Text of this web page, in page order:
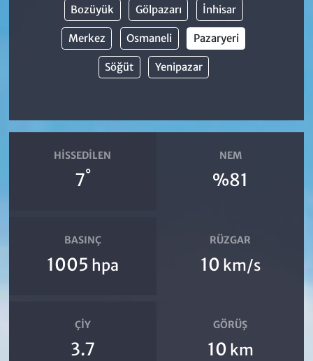
Bozüyük Gölpazarı İnhisar
Merkez Osmaneli Pazaryeri
Söğüt Yenipazar
HISSEDILEN
7°
NEM
%81
BASINÇ
1005 hpa
RÜZGAR
10 km/s
ÇIY
3.7
GÖRÜŞ
10 km